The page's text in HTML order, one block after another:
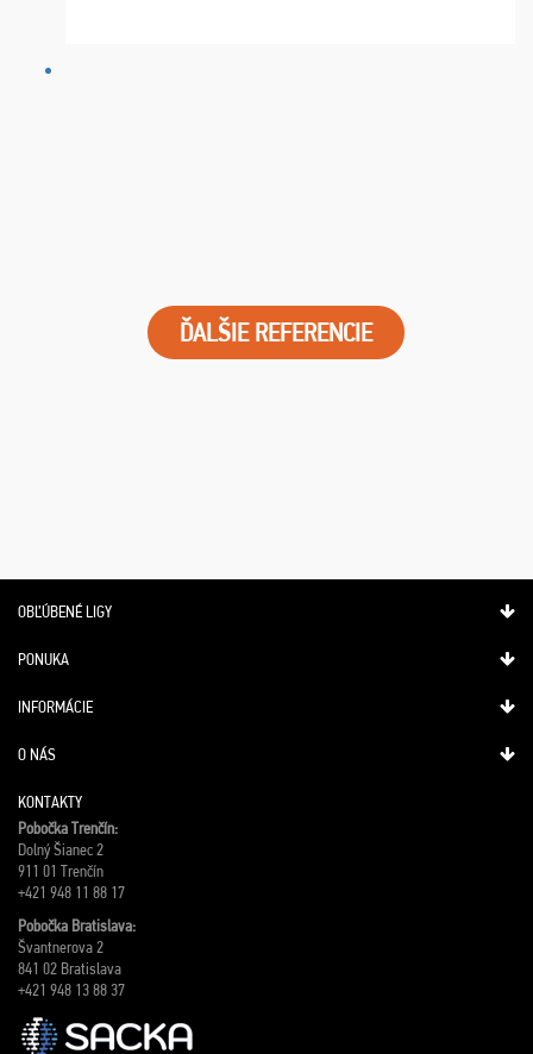
ĎALŠIE REFERENCIE
OBĽÚBENÉ LIGY
PONUKA
INFORMÁCIE
O NÁS
KONTAKTY
Pobočka Trenčín:
Dolný Šianec 2
911 01 Trenčín
+421 948 11 88 17
Pobočka Bratislava:
Švantnerova 2
841 02 Bratislava
+421 948 13 88 37